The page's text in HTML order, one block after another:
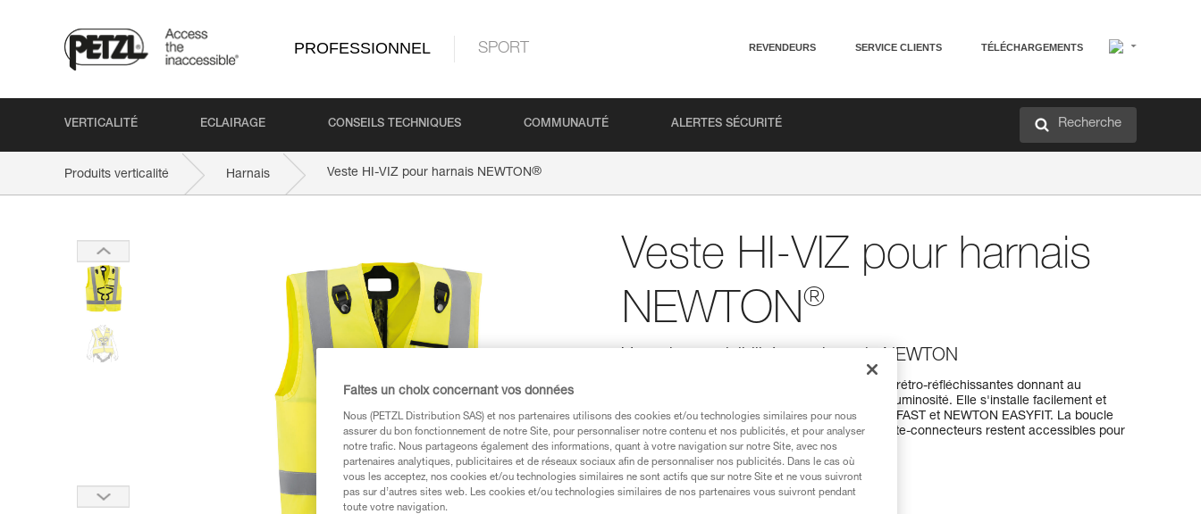
PROFESSIONNEL SPORT REVENDEURS SERVICE CLIENTS TÉLÉCHARGEMENTS
VERTICALITÉ ECLAIRAGE CONSEILS TECHNIQUES COMMUNAUTÉ ALERTES SÉCURITÉ Recherche
Produits verticalité Harnais Veste HI-VIZ pour harnais NEWTON®
Veste HI-VIZ pour harnais
NEWTON®
Veste haute visibilité pour harnais NEWTON
Veste de couleur fluorescente avec des bandes rétro-réfléchissantes donnant au
travailleur une haute visibilité, quelle que soit la luminosité. Elle s'installe facilement et
rapidement sur les harnais NEWTON, NEWTON FAST et NEWTON EASYFIT. La boucle
sternale, les multiples points d'attache et les porte-connecteurs restent accessibles pour
permettre une liberté de mouvement optimale.
Trouvez un revendeur
Faites un choix concernant vos données
Nous (PETZL Distribution SAS) et nos partenaires utilisons des cookies et/ou technologies similaires pour nous
assurer du bon fonctionnement de notre Site, pour personnaliser notre contenu et nos publicités, et pour analyser
notre trafic. Nous partageons également des informations, quant à votre navigation sur notre Site, avec nos
partenaires analytiques, publicitaires et de réseaux sociaux afin de personnaliser nos publicités. Dans le cas où
vous les acceptez, nos cookies et/ou technologies similaires ne sont actifs que sur notre Site et ne vous suivront
pas sur d’autres sites web. Les cookies et/ou technologies similaires de nos partenaires vous suivront pendant
toute votre navigation.